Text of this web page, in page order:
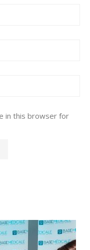
in this browser for